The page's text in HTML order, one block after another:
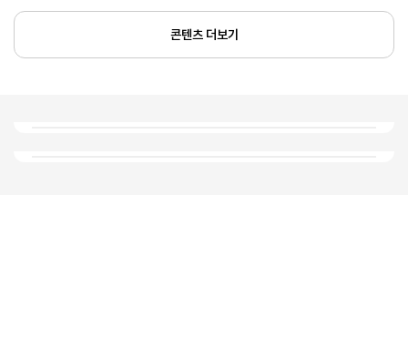
콘텐츠 더보기